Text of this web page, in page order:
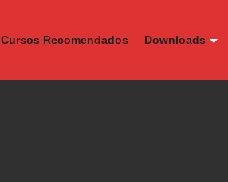
Cursos Recomendados Downloads